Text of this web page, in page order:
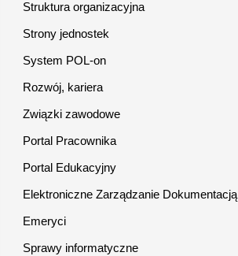
Struktura organizacyjna
Strony jednostek
System POL-on
Rozwój, kariera
Związki zawodowe
Portal Pracownika
Portal Edukacyjny
Elektroniczne Zarządzanie Dokumentacją
Emeryci
Sprawy informatyczne